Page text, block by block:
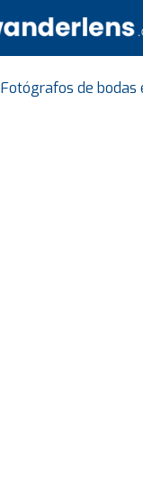
Fotógrafos de bodas